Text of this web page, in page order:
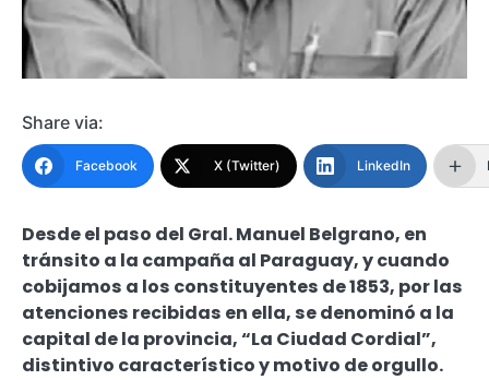
Share via:
Facebook X (Twitter) LinkedIn
Desde el paso del Gral. Manuel Belgrano, en
tránsito a la campaña al Paraguay, ycuando
cobijamos a los constituyentes de 1853, por las
atenciones recibidas en ella, se denominó a la
capital de la provincia, “La Ciudad Cordial”,
distintivo característico y motivo de orgullo.